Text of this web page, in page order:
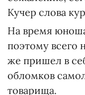
Кучер слова
На время
поэтому всего
же пришел в
обломков
товарища.